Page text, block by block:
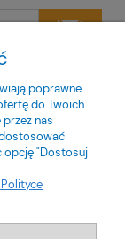
polityką
poprawne
do Twoich
nas
opcję "Dostosuj